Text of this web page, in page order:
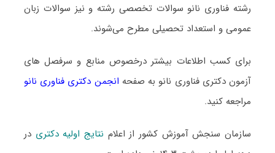
رشته فناوری نانو سوالات تخصصی رشته و نیز سوالات زبان
عمومی و استعداد تحصیلی مطرح می‌شوند.
برای کسب اطلاعات بیشتر درخصوص منابع و سرفصل های
آزمون دکتری فناوری نانو به صفحه انجمن دکتری فناوری نانو
مراجعه کنید.
سازمان سنجش آموزش کشور از اعلام نتایج اولیه دکتری در